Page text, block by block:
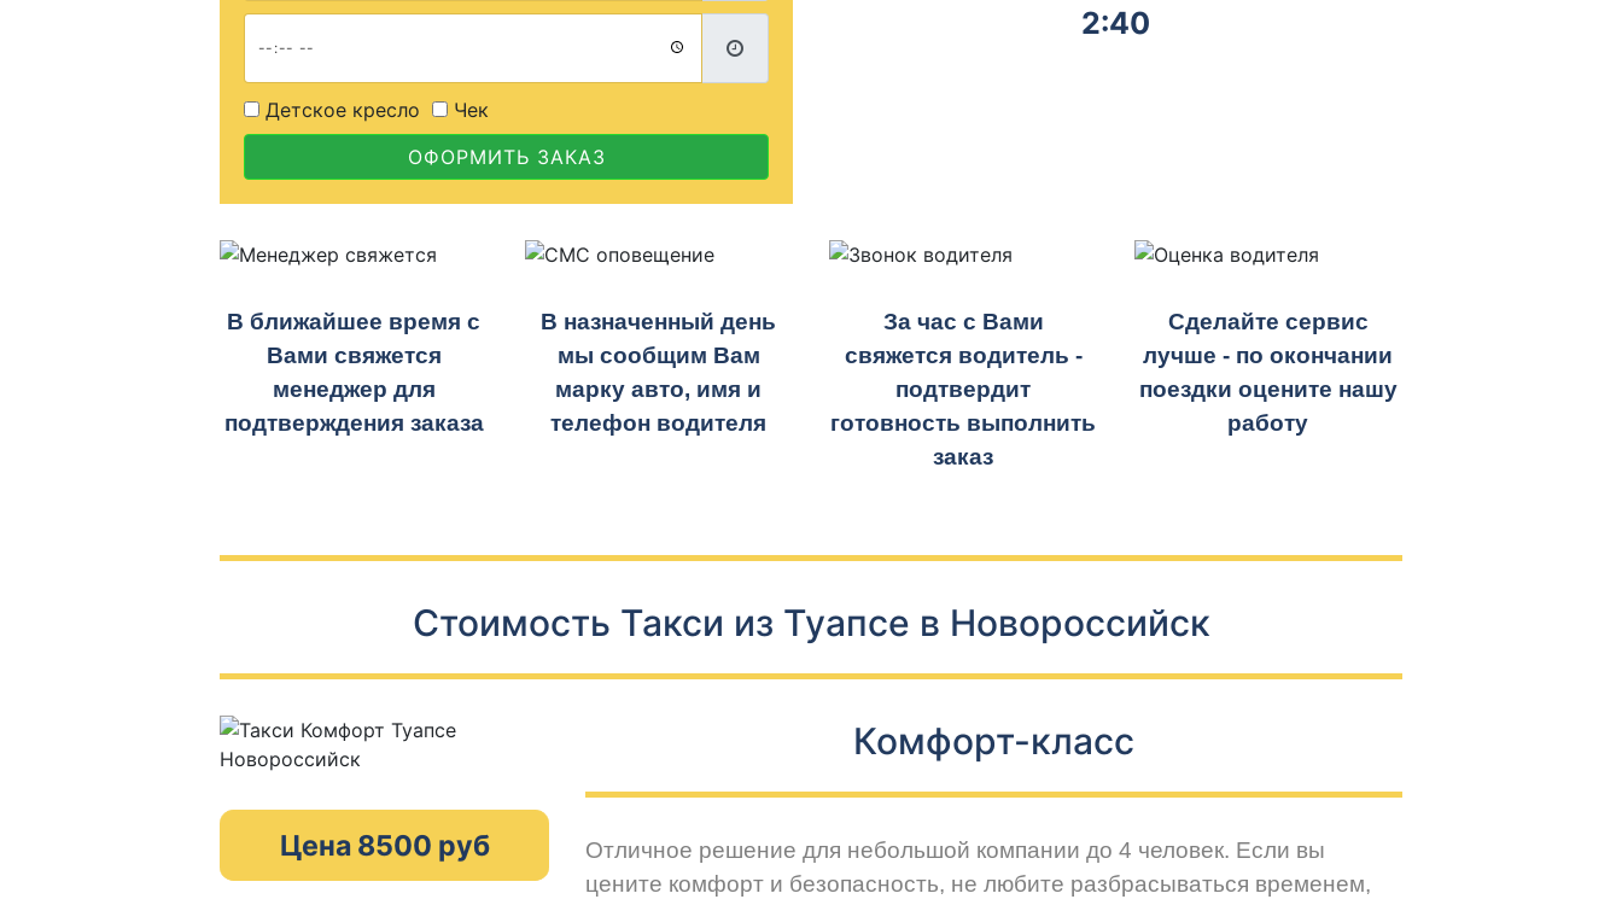
Детское кресло
Чек
ОФОРМИТЬ ЗАКАЗ
2:40
В ближайшее время с
Вами свяжется
менеджер для
подтверждения заказа
В назначенный день
мы сообщим Вам
марку авто, имя и
телефон водителя
За час с Вами
свяжется водитель -
подтвердит
готовность выполнить
заказ
Сделайте сервис
лучше - по окончании
поездки оцените нашу
работу
Стоимость Такси из Туапсе в Новороссийск
Цена 8500 руб
Комфорт-класс
Отличное решение для небольшой компании до 4 человек. Если вы
цените комфорт и безопасность, не любите разбрасываться временем,